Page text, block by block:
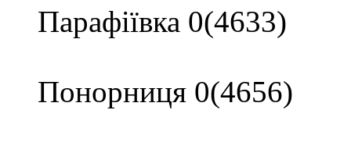
Парафіївка 0(4633)
Понорниця 0(4656)